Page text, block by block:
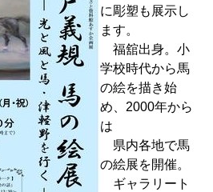
に彫塑も展示し
ます。
福舘出身。小
学校時代から馬
の絵を描き始
め、2000年から
は
県内各地で馬
の絵展を開催。
ギャラリート